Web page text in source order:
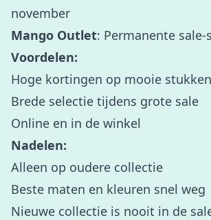
november
Mango Outlet: Permanente
Voordelen:
Hoge kortingen op mooie stukken
Brede selectie tijdens grote sale
Online en in de winkel
Nadelen:
Alleen op oudere collectie
Beste maten en kleuren snel weg
Nieuwe collectie is nooit in de